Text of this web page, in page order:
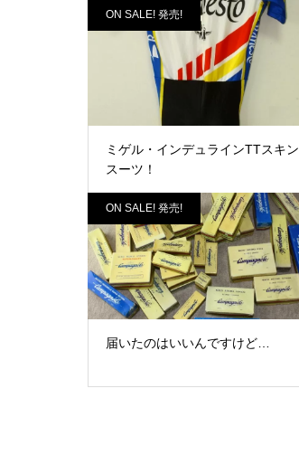
ON SALE! 発売!
ミゲル・インデュラインTTスキン
スーツ！
ON SALE! 発売!
届いたのはいいんですけど…